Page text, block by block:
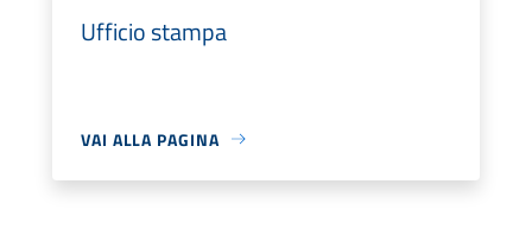
Ufficio stampa
VAI ALLA PAGINA